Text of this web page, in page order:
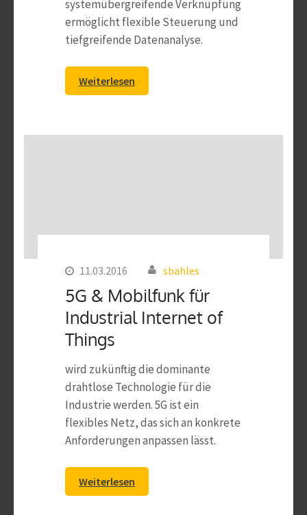
systemübergreifende Verknüpfung
ermöglicht flexible Steuerung und
tiefgreifende Datenanalyse.
Weiterlesen
11.03.2016 sbahles
5G & Mobilfunk für
Industrial Internet of
Things
wird zukünftig die dominante
drahtlose Technologie für die
Industrie werden. 5G ist ein
flexibles Netz, das sich an konkrete
Anforderungen anpassen lässt.
Weiterlesen